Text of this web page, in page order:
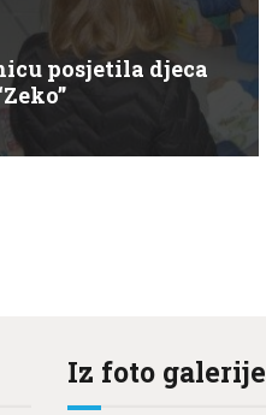
posjetila djeca
Iz foto galerije